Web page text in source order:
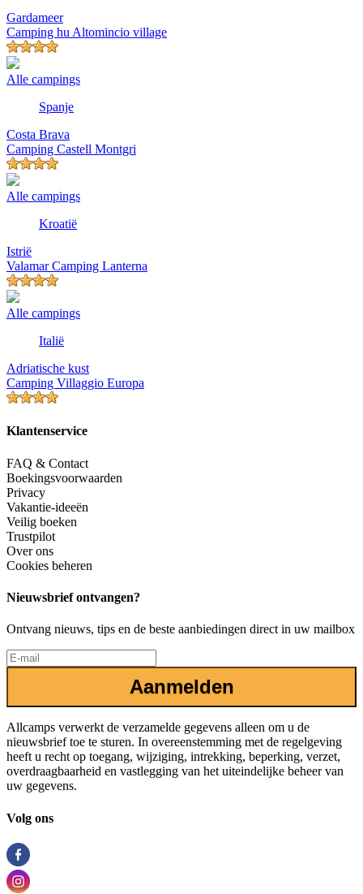
Gardameer
Camping hu Altomincio village
Alle campings
Spanje
Costa Brava
Camping Castell Montgri
Alle campings
Kroatië
Istrië
Valamar Camping Lanterna
Alle campings
Italië
Adriatische kust
Camping Villaggio Europa
Klantenservice
FAQ & Contact
Boekingsvoorwaarden
Privacy
Vakantie-ideeën
Veilig boeken
Trustpilot
Over ons
Cookies beheren
Nieuwsbrief ontvangen?
Ontvang nieuws, tips en de beste aanbiedingen direct in uw mailbox
Aanmelden
Allcamps verwerkt de verzamelde gegevens alleen om u de
nieuwsbrief toe te sturen. In overeenstemming met de regelgeving
heeft u recht op toegang, wijziging, intrekking, beperking, verzet,
overdraagbaarheid en vastlegging van het uiteindelijke beheer van
uw gegevens.
Volg ons